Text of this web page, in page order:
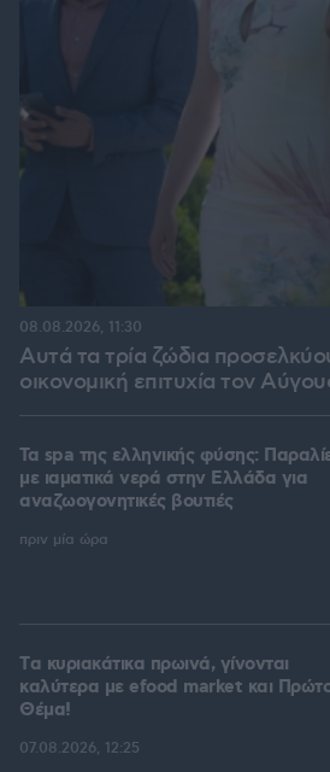
Αυτά τα τρία ζώδια
οικονομική επιτυχία τον
08.08.2026, 11:30
Τα spa της ελληνικής φύσης:
με ιαματικά νερά στην Ελλάδα για
αναζωογονητικές βουτιές
πριν μία ώρα
Tα κυριακάτικα πρωινά, γίνονται
καλύτερα με efood market και
Θέμα!
07.08.2026, 12:25